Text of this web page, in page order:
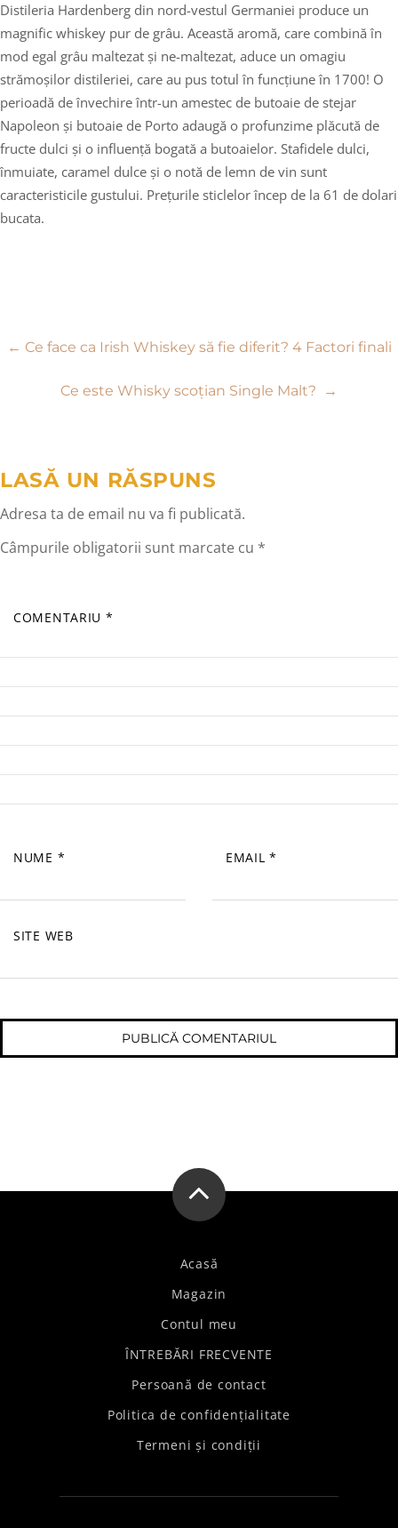
Distileria Hardenberg din nord-vestul Germaniei produce un
magnific whiskey pur de grâu. Această aromă, care combină în
mod egal grâu maltezat și ne-maltezat, aduce un omagiu
strămoșilor distileriei, care au pus totul în funcțiune în 1700! O
perioadă de învechire într-un amestec de butoaie de stejar
Napoleon și butoaie de Porto adaugă o profunzime plăcută de
fructe dulci și o influență bogată a butoaielor. Stafidele dulci,
înmuiate, caramel dulce și o notă de lemn de vin sunt
caracteristicile gustului. Prețurile sticlelor încep de la 61 de dolari
bucata.
Navigare
← Ce face ca Irish Whiskey să fie diferit? 4 Factori finali
Ce este Whisky scoțian Single Malt? →
LASĂ UN RĂSPUNS
Adresa ta de email nu va fi publicată.
Câmpurile obligatorii sunt marcate cu *
COMENTARIU *
NUME * EMAIL*
SITE WEB
Acasă
Magazin
Contul meu
ÎNTREBĂRI FRECVENTE
Persoană de contact
Politica de confidențialitate
Termeni și condiții